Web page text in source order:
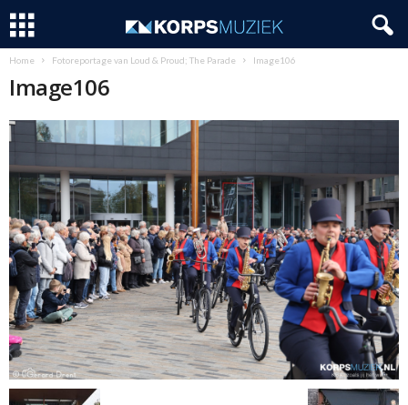
Home Fotoreportage van Loud & Proud; The Parade Image106
Image106